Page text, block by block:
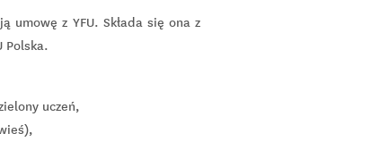
z YFU. Składa się ona z
Polska.
uczeń,